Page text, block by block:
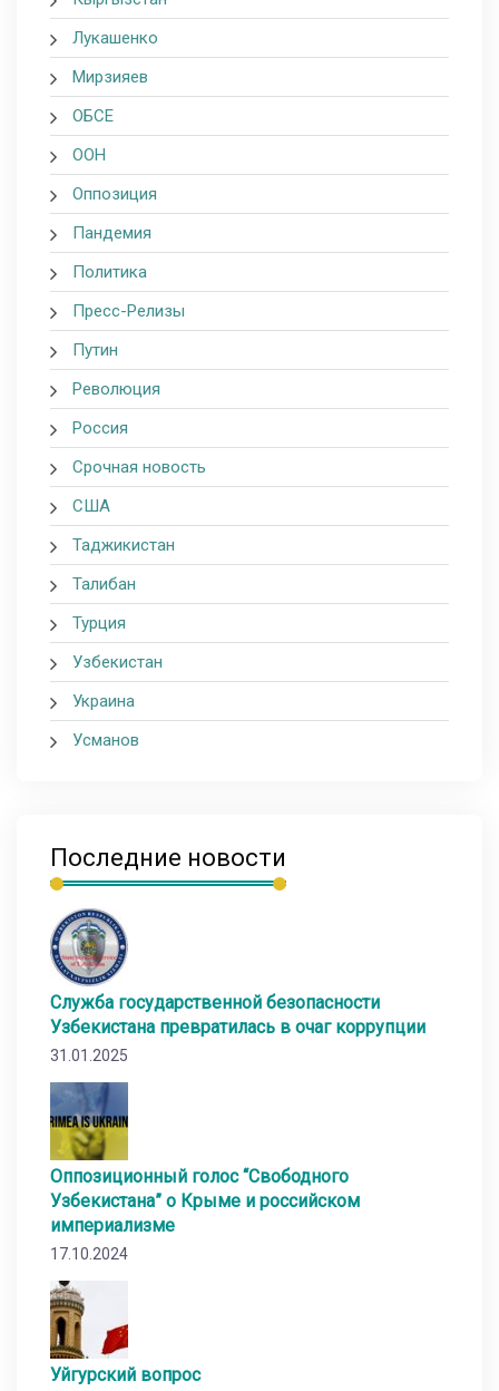
Лукашенко
Мирзияев
ОБСЕ
ООН
Оппозиция
Пандемия
Политика
Пресс-Релизы
Путин
Революция
Россия
Срочная новость
США
Таджикистан
Талибан
Турция
Узбекистан
Украина
Усманов
Последние новости
Служба государственной безопасности
Узбекистана превратилась в очаг коррупции
31.01.2025
Оппозиционный голос “Свободного
Узбекистана” о Крыме и российском
империализме
17.10.2024
Уйгурский вопрос